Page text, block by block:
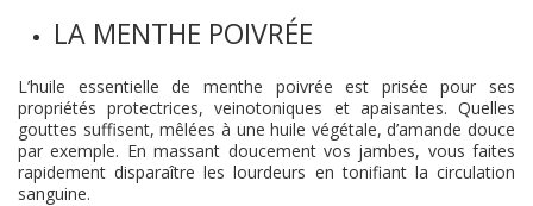
LA MENTHE POIVRÉE
L’huile essentielle de menthe poivrée est prisée pour ses
propriétés protectrices, veinotoniques et apaisantes. Quelles
gouttes suffisent, mêlées à une huile végétale, d’amande douce
par exemple. En massant doucement vos jambes, vous faites
rapidement disparaître les lourdeurs en tonifiant la circulation
sanguine.